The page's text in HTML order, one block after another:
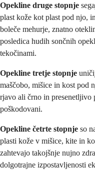
Opekline druge stopnje
plast kože kot plast pod njo,
boleče mehurje, znatno
posledica hudih sončnih
tekočinami.
Opekline tretje stopnje
maščobo, mišice in kost pod
rjavo ali črno in
poškodovani.
Opekline četrte stopnje so
plasti kože v mišice, kite in
zahtevajo takojšnje nujno
dolgotrajne izpostavljenosti